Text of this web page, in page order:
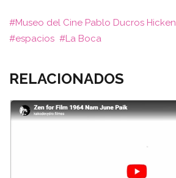
Museo del Cine Pablo Ducros Hicken
espacios
La Boca
RELACIONADOS